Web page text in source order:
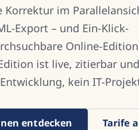
im
Export – und Ein-Klick-
Online-
ist live, zitierbar
kein IT-
entdecken Tarife